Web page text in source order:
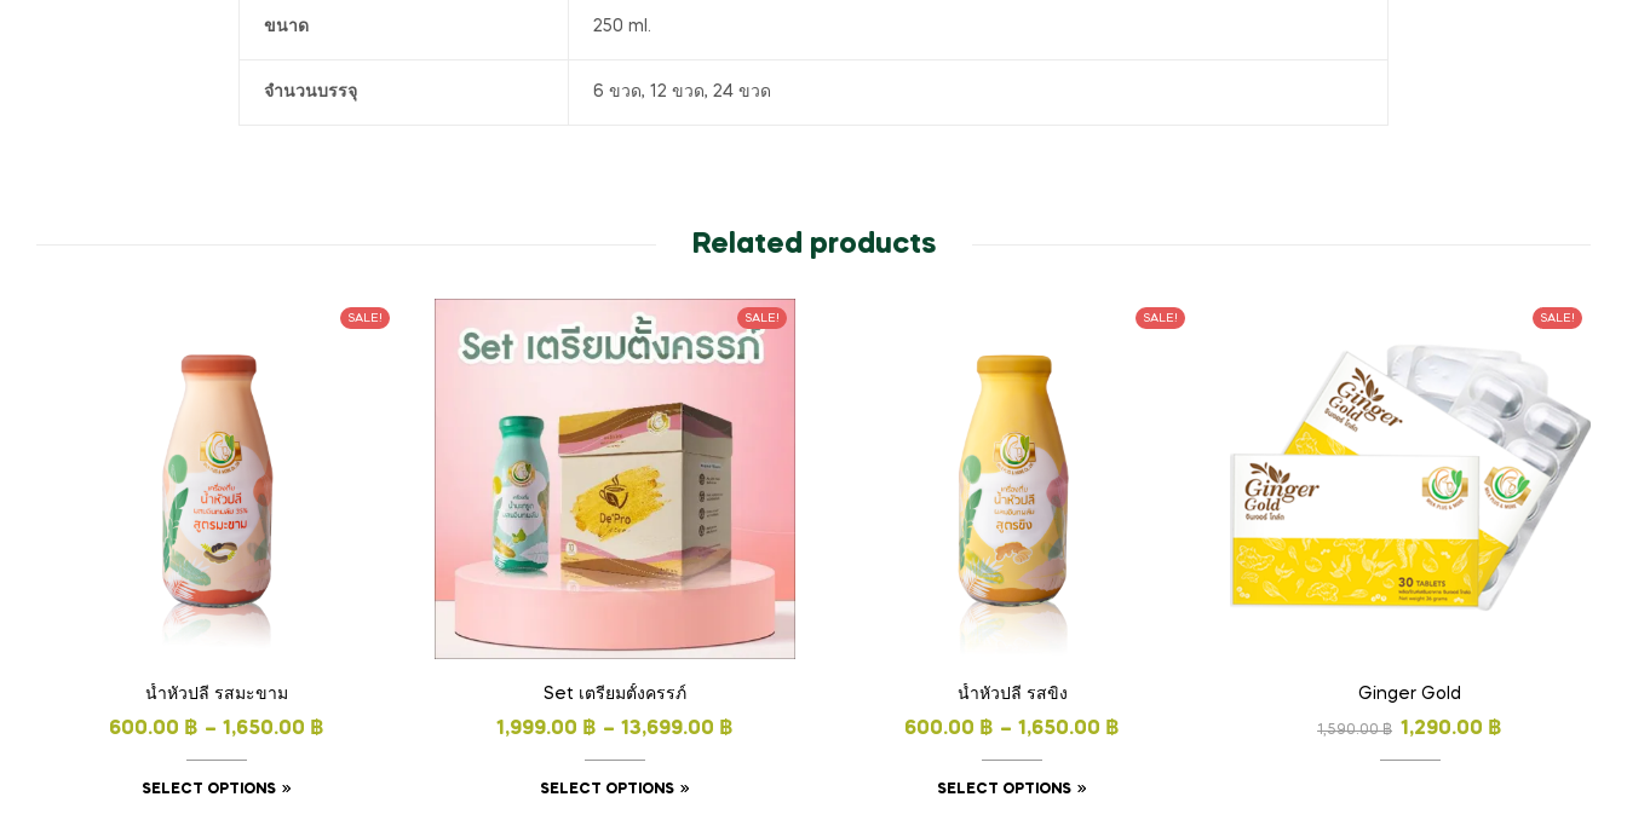
ขนาด 250 ml.
จำนวนบรรจุ 6 ขวด, 12 ขวด, 24 ขวด
Related products
SALE!
น้ำหัวปลี รสมะขาม
600.00 ฿ – 1,650.00 ฿
SELECT OPTIONS
SALE!
Set เตรียมตั้งครรภ์
1,999.00 ฿ – 13,699.00 ฿
SELECT OPTIONS
SALE!
น้ำหัวปลี รสขิง
600.00 ฿ – 1,650.00 ฿
SELECT OPTIONS
SALE!
Ginger Gold
1,590.00฿ 1,290.00 ฿